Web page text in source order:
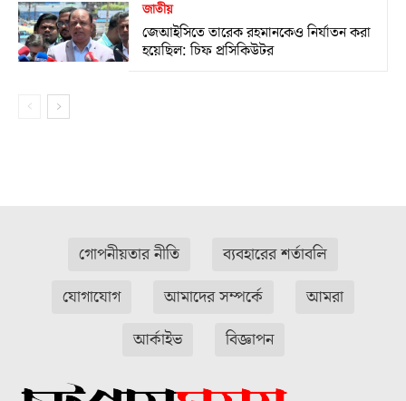
জাতীয়
জেআইসিতে তারেক রহমানকেও নির্যাতন করা
হয়েছিল: চিফ প্রসিকিউটর
গোপনীয়তার নীতি
ব্যবহারের শর্তাবলি
যোগাযোগ
আমাদের সম্পর্কে
আমরা
আর্কাইভ
বিজ্ঞাপন